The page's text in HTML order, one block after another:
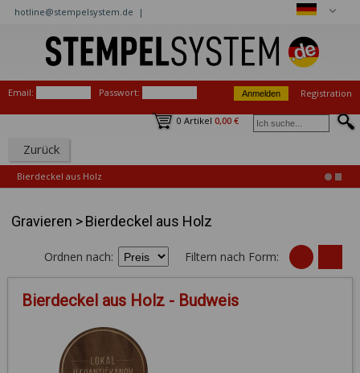
hotline@stempelsystem.de |
Email: Passwort: Registration
0 Artikel 0,00 €
Zurück
Bierdeckel aus Holz
Gravieren >Bierdeckel aus Holz
Filtern nach Form:
Ordnen nach:
Bierdeckel aus Holz - Budweis